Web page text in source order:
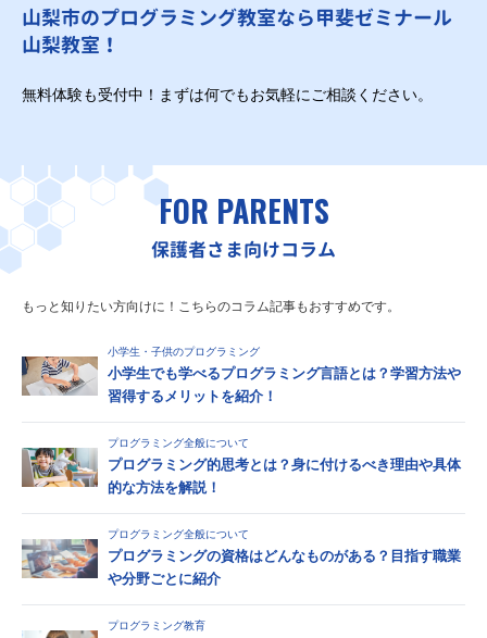
山梨市のプログラミング教室なら甲斐ゼミナール
山梨教室！
無料体験も受付中！まずは何でもお気軽にご相談ください。
FOR PARENTS
保護者さま向けコラム
もっと知りたい方向けに！こちらのコラム記事もおすすめです。
小学生・子供のプログラミング
小学生でも学べるプログラミング言語とは？学習方法や
習得するメリットを紹介！
プログラミング全般について
プログラミング的思考とは？身に付けるべき理由や具体
的な方法を解説！
プログラミング全般について
プログラミングの資格はどんなものがある？目指す職業
や分野ごとに紹介
プログラミング教育